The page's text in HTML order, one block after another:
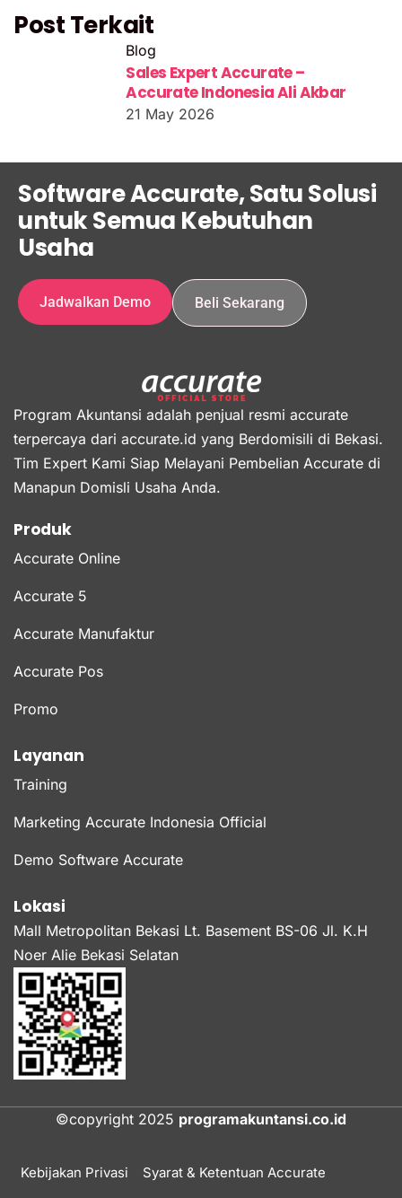
Post Terkait
Blog
Sales Expert Accurate –
Accurate Indonesia Ali Akbar
21 May 2026
Software Accurate, Satu Solusi
untuk Semua Kebutuhan
Usaha
Jadwalkan Demo Beli Sekarang
Program Akuntansi adalah penjual resmi accurate
terpercaya dari accurate.id yang Berdomisili di Bekasi.
Tim Expert Kami Siap Melayani Pembelian Accurate di
Manapun Domisli Usaha Anda.
Produk
Accurate Online
Accurate 5
Accurate Manufaktur
Accurate Pos
Promo
Layanan
Training
Marketing Accurate Indonesia Official
Demo Software Accurate
Lokasi
Mall Metropolitan Bekasi Lt. Basement BS-06 Jl. K.H
Noer Alie Bekasi Selatan
©copyright 2025 programakuntansi.co.id
Kebijakan Privasi Syarat & Ketentuan Accurate